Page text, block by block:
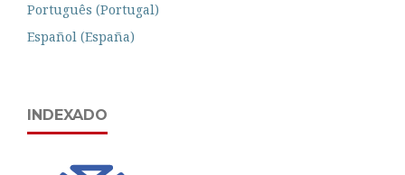
Português (Portugal)
Español (España)
INDEXADO